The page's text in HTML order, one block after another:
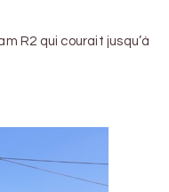
R2 qui courait jusqu’à